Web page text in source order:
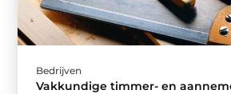
Bedrijven
Vakkundige timmer- en